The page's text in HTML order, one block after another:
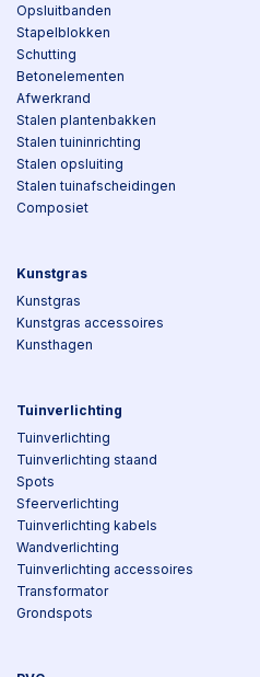
Opsluitbanden
Stapelblokken
Schutting
Betonelementen
Afwerkrand
Stalen plantenbakken
Stalen tuininrichting
Stalen opsluiting
Stalen tuinafscheidingen
Composiet
Kunstgras
Kunstgras
Kunstgras accessoires
Kunsthagen
Tuinverlichting
Tuinverlichting
Tuinverlichting staand
Spots
Sfeerverlichting
Tuinverlichting kabels
Wandverlichting
Tuinverlichting accessoires
Transformator
Grondspots